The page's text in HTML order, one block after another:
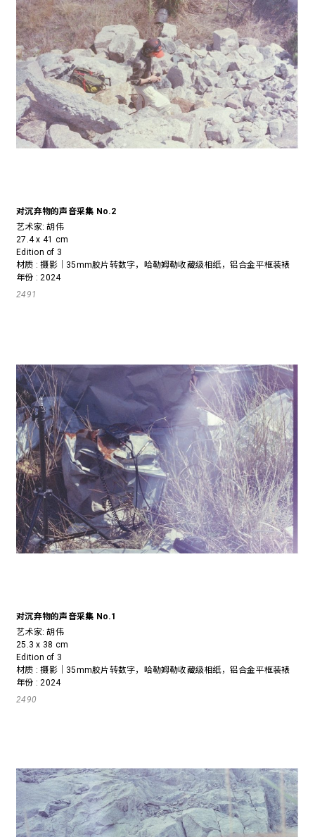
对沉弃物的声音采集 No.2
艺术家:胡伟
27.4 x 41 cm
Edition of 3
材质 : 摄影｜35mm胶片转数字，哈勒姆勒收藏级相纸，铝合金平框装裱
年份 : 2024
2491
对沉弃物的声音采集 No.1
艺术家:胡伟
25.3 x 38 cm
Edition of 3
材质 : 摄影｜35mm胶片转数字，哈勒姆勒收藏级相纸，铝合金平框装裱
年份 : 2024
2490